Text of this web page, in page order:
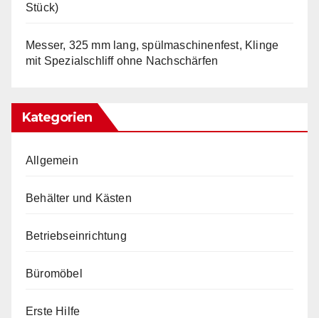
Stück)
Messer, 325 mm lang, spülmaschinenfest, Klinge
mit Spezialschliff ohne Nachschärfen
Kategorien
Allgemein
Behälter und Kästen
Betriebseinrichtung
Büromöbel
Erste Hilfe